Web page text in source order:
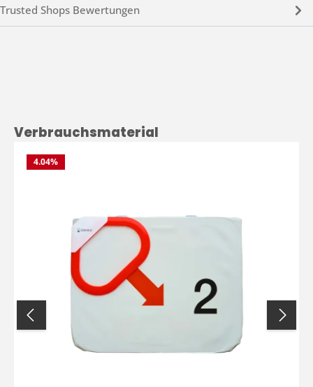
Trusted Shops Bewertungen
Verbrauchsmaterial
4.04%